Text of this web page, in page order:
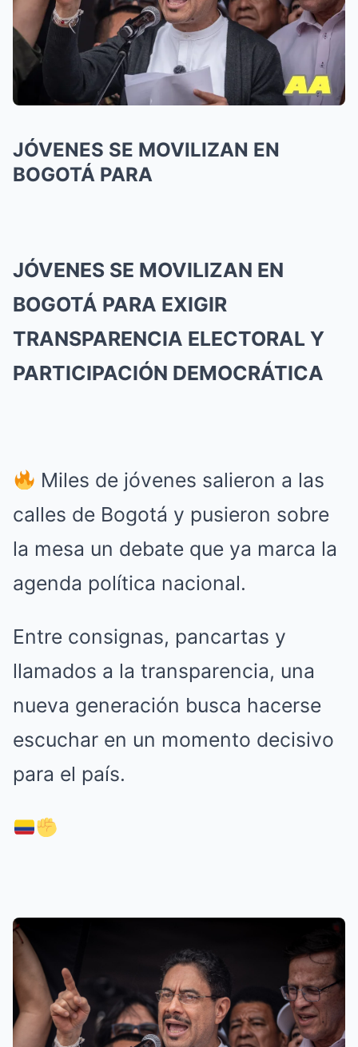
JÓVENES SE MOVILIZAN EN
BOGOTÁ PARA
JÓVENES SE MOVILIZAN EN
BOGOTÁ PARA EXIGIR
TRANSPARENCIA ELECTORAL Y
PARTICIPACIÓN DEMOCRÁTICA
Miles de jóvenes salieron a las
calles de Bogotá y pusieron sobre
la mesa un debate que ya marca la
agenda política nacional.
Entre consignas, pancartas y
llamados a la transparencia, una
nueva generación busca hacerse
escuchar en un momento decisivo
para el país.